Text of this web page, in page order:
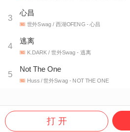
3
心昌
世外Swag / 西湖OFENG- 心昌
4
逃离
K.DARK / 世外Swag - 逃离
5
Not The One
Huss / 世外Swag - NOT THE ONE
打 开